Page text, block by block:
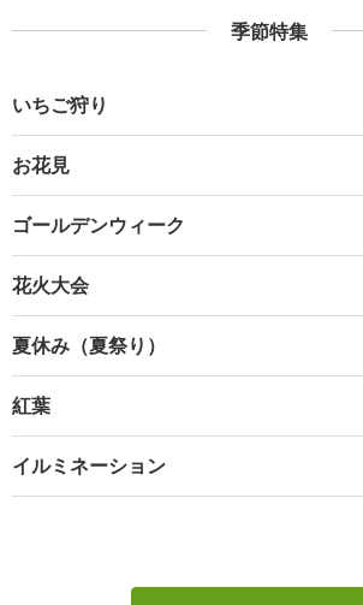
季節特集
いちご狩り
お花見
ゴールデンウィーク
花火大会
夏休み（夏祭り）
紅葉
イルミネーション